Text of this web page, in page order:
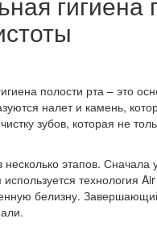
полости рта – это
налет и камень,
зубов, которая не
несколько этапов.
используется технология
белизну.